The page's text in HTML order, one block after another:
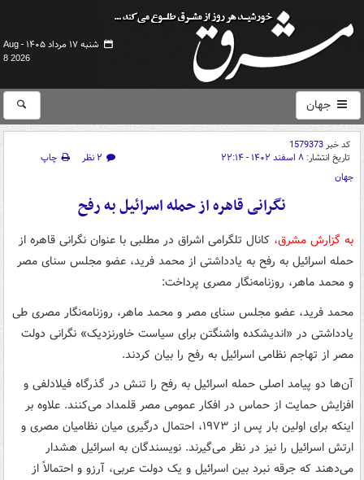
شنبه ۱۷ مرداد ۱۴۰۵ -
Aug
8 2026
جهان
کد خبر1579373
تاریخ انتشار: ۸ اسفند ۱۴۰۲ - ۲۲:۱۴ ۲ نظر
چاپ
جهان
نگرانی قاهره از حمله اسرائیل به رفح
به گزارش مشرق، کانال تلگرامی اشراق در مطلبی با عنوان نگرانی قاهره از
حمله اسرائیل به رفح به یادداشتی از محمد فرید، عضو مجلس سنای مصر
و محمد ماهر، روزنامه‌نگار مصری پرداخت:
محمد فرید، عضو مجلس سنای مصر و محمد ماهر، روزنامه‌نگار مصری طی
یادداشتی در «اندیشکده واشنگتن برای سیاست خاورنزدیک» نگرانی دولت
مصر از تهاجم نظامی اسرائیل به رفح را بیان کردند.
آن‌ها دو پیامد اصلی حمله اسرائیل به رفح را تنش در گذرگاه فیلادلفی و
افزایش حمایت از حماس در افکار عمومی مصر قلمداد می‌کنند. علاوه بر
اینکه برای اولین بار پس از ۱۹۷۳، احتمال درگیری میان نظامیان مصری و
ارتش اسرائیل را نیز در نظر می‌گیرند. نویسندگان به اسرائیل هشدار
می‌دهند که جرقه نبرد بین اسرائیل و یک دولت عربی، آرزو و احتمالاً از